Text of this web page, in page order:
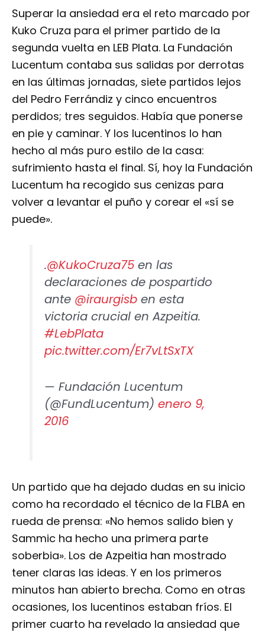
Superar la ansiedad era el reto marcado por
Kuko Cruza para el primer partido de la
segunda vuelta en LEB Plata. La Fundación
Lucentum contaba sus salidas por derrotas
en las últimas jornadas, siete partidos lejos
del Pedro Ferrándiz y cinco encuentros
perdidos; tres seguidos. Había que ponerse
en pie y caminar. Y los lucentinos lo han
hecho al más puro estilo de la casa:
sufrimiento hasta el final. Sí, hoy la Fundación
Lucentum ha recogido sus cenizas para
volver a levantar el puño y corear el «sí se
puede».
.@KukoCruza75en las
declaraciones de pospartido
ante @iraurgisben esta
victoria crucial en Azpeitia.
#LebPlata
pic.twitter.com/Er7vLtSxTX
— Fundación Lucentum
(@FundLucentum) enero 9,
2016
Un partido que ha dejado dudas en su inicio
como ha recordado el técnico de la FLBA en
rueda de prensa: «No hemos salido bien y
Sammic ha hecho una primera parte
soberbia». Los de Azpeitia han mostrado
tener claras las ideas. Y en los primeros
minutos han abierto brecha. Como en otras
ocasiones, los lucentinos estaban fríos. El
primer cuarto ha revelado la ansiedad que